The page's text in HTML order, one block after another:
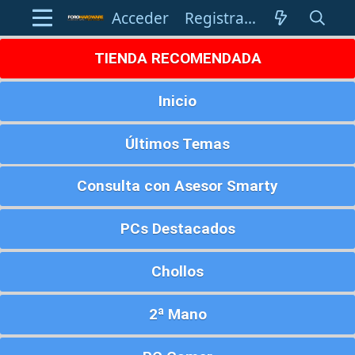
Acceder Registrarse
TIENDA RECOMENDADA
Inicio
Últimos Temas
Consulta con Asesor Smarty
PCs Destacados
Chollos
2ª Mano